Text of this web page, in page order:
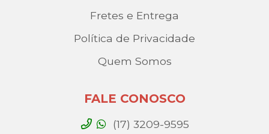
Fretes e Entrega
Política de Privacidade
Quem Somos
FALE CONOSCO
(17) 3209-9595